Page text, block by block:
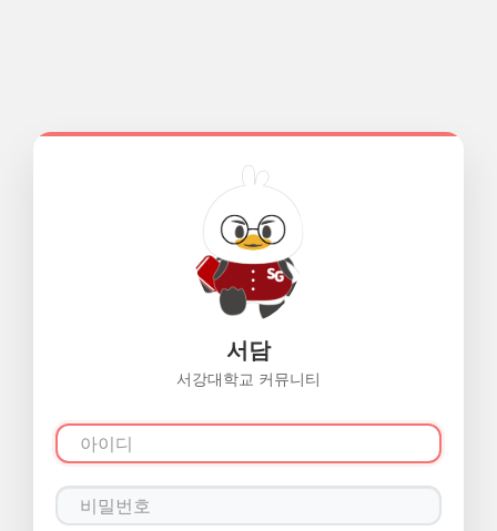
서담
서강대학교 커뮤니티